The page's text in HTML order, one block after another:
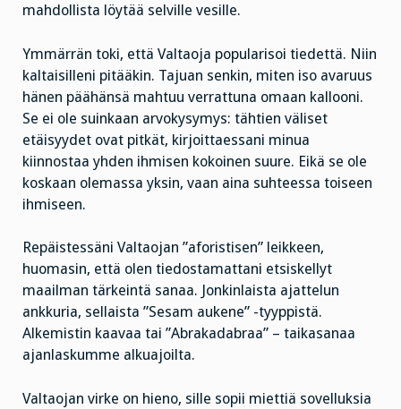
mahdollista löytää selville vesille.
Ymmärrän toki, että Valtaoja popularisoi tiedettä. Niin
kaltaisilleni pitääkin. Tajuan senkin, miten iso avaruus
hänen päähänsä mahtuu verrattuna omaan kallooni.
Se ei ole suinkaan arvokysymys: tähtien väliset
etäisyydet ovat pitkät, kirjoittaessani minua
kiinnostaa yhden ihmisen kokoinen suure. Eikä se ole
koskaan olemassa yksin, vaan aina suhteessa toiseen
ihmiseen.
Repäistessäni Valtaojan ”aforistisen” leikkeen,
huomasin, että olen tiedostamattani etsiskellyt
maailman tärkeintä sanaa. Jonkinlaista ajattelun
ankkuria, sellaista ”Sesam aukene” -tyyppistä.
Alkemistin kaavaa tai ”Abrakadabraa” – taikasanaa
ajanlaskumme alkuajoilta.
Valtaojan virke on hieno, sille sopii miettiä sovelluksia